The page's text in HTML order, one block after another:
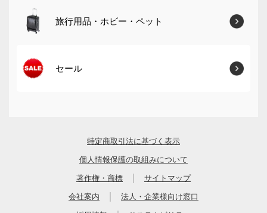
旅行用品・ホビー・ペット
セール
特定商取引法に基づく表示
個人情報保護の取組みについて
著作権・商標 サイトマップ
会社案内 法人・企業様向け窓口